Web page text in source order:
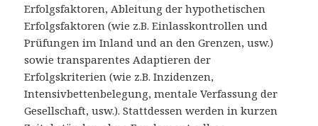
Erfolgsfaktoren, Ableitung der hypothetischen
Erfolgsfaktoren (wie z.B. Einlasskontrollen und
Prüfungen im Inland und an den Grenzen, usw.)
sowie transparentes Adaptieren der
Erfolgskriterien (wie z.B. Inzidenzen,
Intensivbettenbelegung, mentale Verfassung der
Gesellschaft, usw.). Stattdessen werden in kurzen